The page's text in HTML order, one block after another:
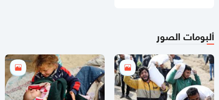
11:06 مساءاً
11:00 مساءاً
مصادر عسكرية: "إسرائيل" تقيّد الاغتيالات في غزة تمهيدًا لوقف
الهجمات 14 يومًا
ألبومات الصور